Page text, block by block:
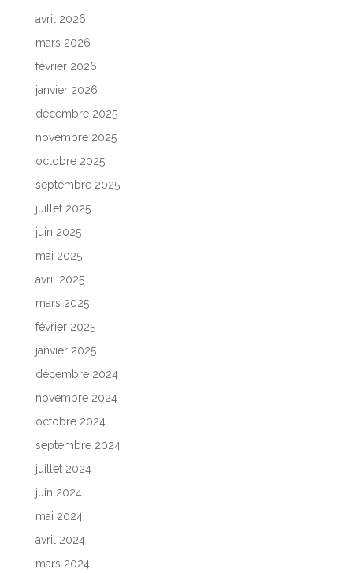
avril 2026
mars 2026
février 2026
janvier 2026
décembre 2025
novembre 2025
octobre 2025
septembre 2025
juillet 2025
juin 2025
mai 2025
avril 2025
mars 2025
février 2025
janvier 2025
décembre 2024
novembre 2024
octobre 2024
septembre 2024
juillet 2024
juin 2024
mai 2024
avril 2024
mars 2024